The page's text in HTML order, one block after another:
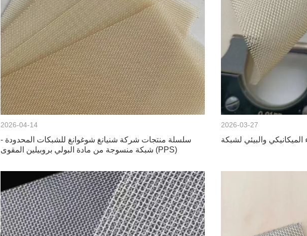
2026-04-14
سلسلة منتجات شركة شنيانغ شوغوانغ للشبكات المحدودة -
شبكة منسوجة من مادة البولي بروبيلين المقوى (PPS)
2026-03-27